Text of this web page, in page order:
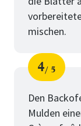
mischen.
Schritt
4
von
5
Den
Mulden